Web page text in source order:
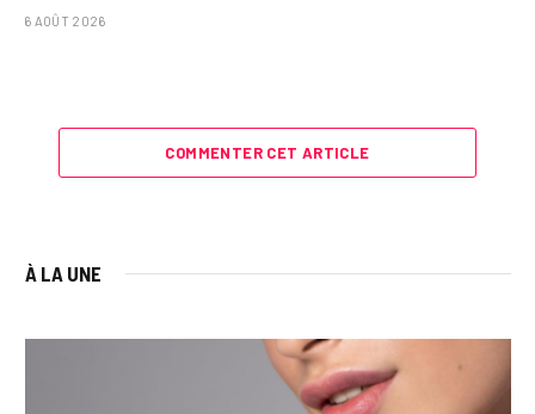
6 AOÛT 2026
COMMENTER CET ARTICLE
À LA UNE